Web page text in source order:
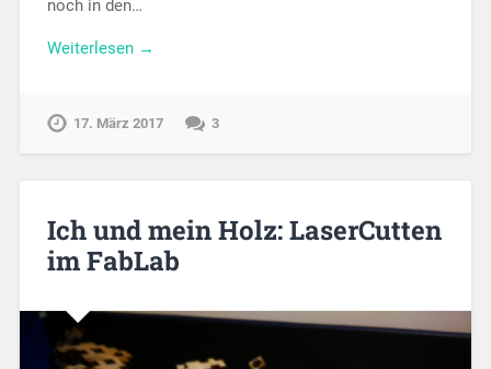
noch in den…
Weiterlesen →
17. März 2017 3
Ich und mein Holz: LaserCutten
im FabLab